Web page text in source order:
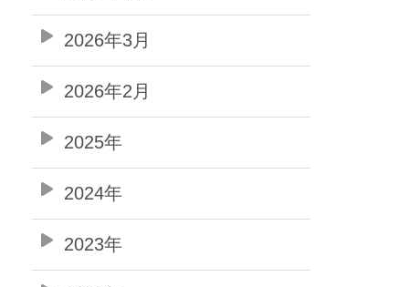
2026年3月
2026年2月
2025年
2024年
2023年